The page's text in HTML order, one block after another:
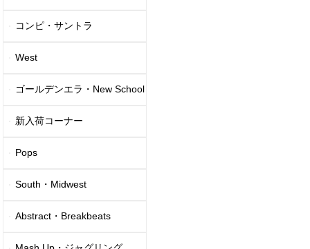
コンピ・サントラ
West
ゴールデンエラ・New School
新入荷コーナー
Pops
South・Midwest
Abstract・Breakbeats